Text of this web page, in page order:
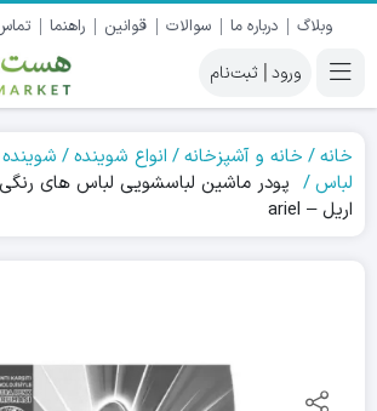
وبلاگ درباره ما سوالات قوانین راهنما
|
خانه خانه و آشپزخانه انواع شوینده
لباس
اریل – ariel